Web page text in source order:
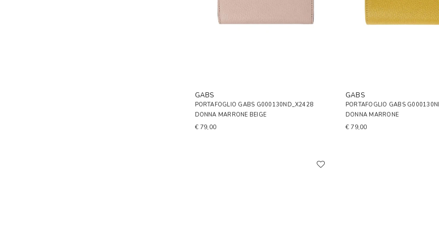
GABS
PORTAFOGLIO GABS G000130ND_X2428
DONNA MARRONE BEIGE
€ 79,00
GABS
PORTAFOGLIO GABS
DONNA MARRONE
€ 79,00